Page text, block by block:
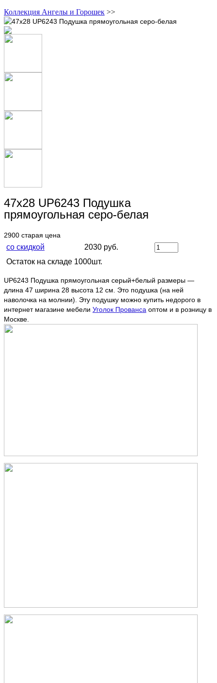
Коллекция Ангелы и Горошек >>
47х28 UP6243 Подушка
прямоугольная серо-белая
2900 старая цена
со скидкой
2030 руб.
Остаток на складе 1000шт.
UP6243 Подушка прямоугольная серый+белый размеры —
длина 47 ширина 28 высота 12 см. Это подушка (на ней
наволочка на молнии). Эту подушку можно купить недорого в
интернет магазине мебели Уголок Прованса оптом и в розницу в
Москве.